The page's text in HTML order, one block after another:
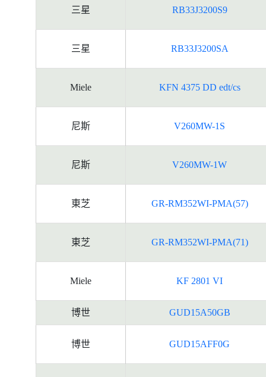
三星 RB33J3200S9
三星 RB33J3200SA
Miele KFN 4375 DD edt/cs
尼斯 V260MW-1S
尼斯 V260MW-1W
東芝 GR-RM352WI-PMA(57)
東芝 GR-RM352WI-PMA(71)
Miele KF 2801 VI
博世 GUD15A50GB
博世 GUD15AFF0G